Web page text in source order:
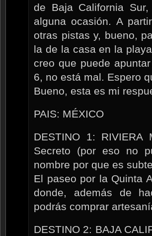
de Baja California
alguna ocasión. A
otras pistas y, bueno,
la de la casa en la
creo que puede
6, no está mal. Espero
Bueno, esta es mi
PAIS: MÉXICO
DESTINO 1:
Secreto (por eso no
nombre por que es
El paseo por la Quinta
donde, además de
podrás comprar
DESTINO 2: BAJA